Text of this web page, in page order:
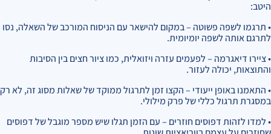
היטב:
• תרגמו לשפה פשוטה – במקום להישאר עם הניסוח המורכב של השאלה, נסו
לתרגם אותה לשפה יומיומית.
• ציירו דיאגרמה – לפעמים עזרה ויזואלית, כמו ציור חצים בין הסיבות
והתוצאות, יכולה לעזור.
• התאמנו באופן ייעודי – הקצו זמן לתרגול ממוקד של שאלות מסוג זה, לא רק
במסגרת תרגול כללי של פרק מילולי.
• למדו לזהות דפוסים חוזרים – עם הזמן תגלו שיש מספר מוגבל של דפוסים